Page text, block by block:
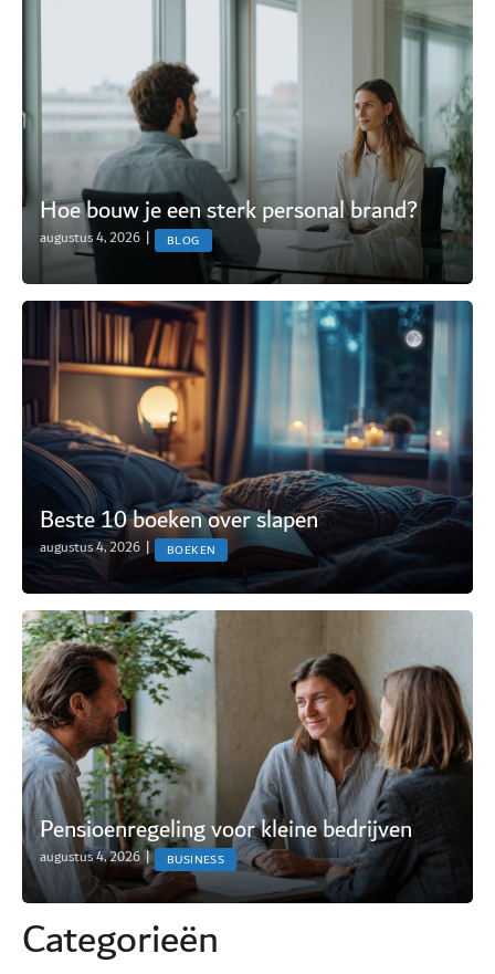
Hoe bouw je een sterk personal brand?
augustus 4, 2026 | BLOG
Beste 10 boeken over slapen
augustus 4, 2026 | BOEKEN
Pensioenregeling voor kleine bedrijven
augustus 4, 2026 | BUSINESS
Categorieën